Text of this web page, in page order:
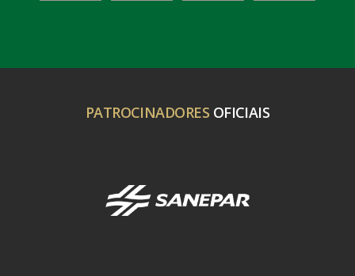
PATROCINADORES OFICIAIS